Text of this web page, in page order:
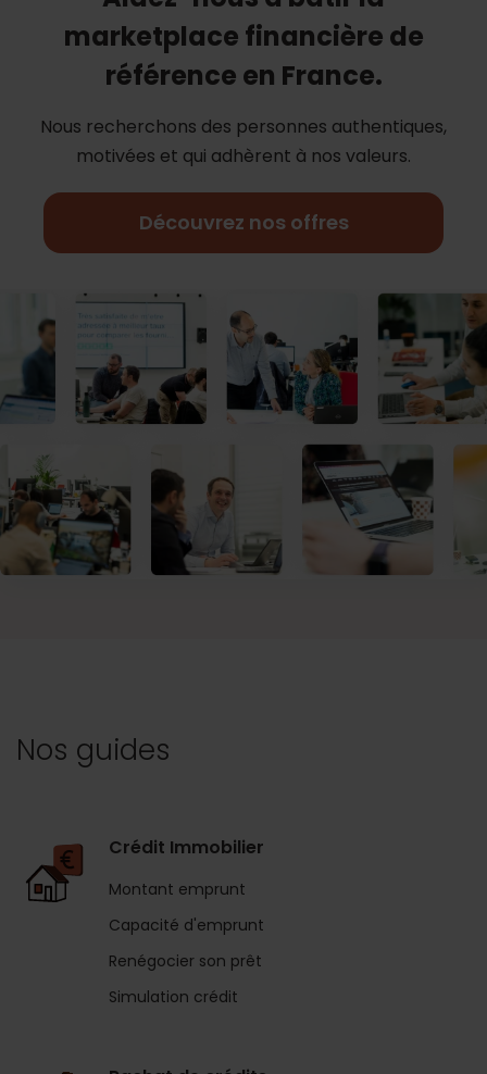
marketplace financière de
référence en France.
Nous recherchons des personnes authentiques,
motivées et qui adhèrent à nos valeurs.
Découvrez nos offres
Nos guides
Crédit Immobilier
Montant emprunt
Capacité d'emprunt
Renégocier son prêt
Simulation crédit